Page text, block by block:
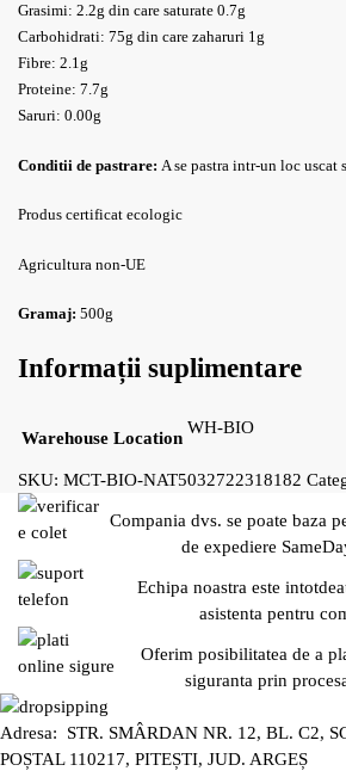
Grasimi: 2.2g din care saturate 0.7g
Carbohidrati: 75g din care zaharuri 1g
Fibre: 2.1g
Proteine: 7.7g
Saruri: 0.00g
Conditii de pastrare: A se pastra intr-un loc uscat
Produs certificat ecologic
Agricultura non-UE
Gramaj: 500g
Informații suplimentare
Warehouse Location
WH-BIO
SKU: MCT-BIO-NAT5032722318182
Compania dvs. se poate baza
de expediere
Echipa noastra este
asistenta pentru
Oferim posibilitatea de a
siguranta prin
Adresa: STR. SMÂRDAN NR. 12, BL. C2,
POȘTAL 110217, PITEȘTI, JUD. ARGEȘ